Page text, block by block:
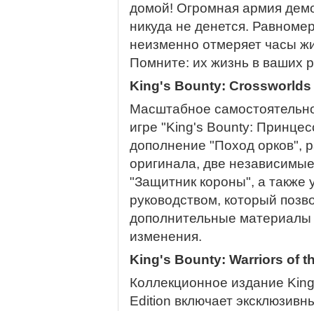
домой! Огромная армия
никуда не денется.
неизменно отмеряет часы
Помните: их жизнь в ваших
King's Bounty: Crossworlds
Масштабное
игре "King's Bounty:
дополнение "Поход
оригинала, две
"Защитник короны", а также
руководством, который
дополнительные
изменения.
King's Bounty: Warriors of
Коллекционное издание
Edition включает